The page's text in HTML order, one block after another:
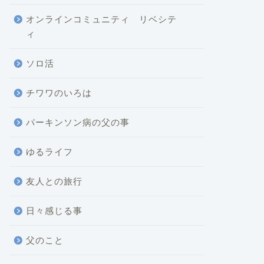
オンラインコミュニティ リベシテ
ィ
ソロ活
チワワのいろは
パーキンソン病の父の事
ゆるライフ
友人との旅行
日々感じる事
父のこと